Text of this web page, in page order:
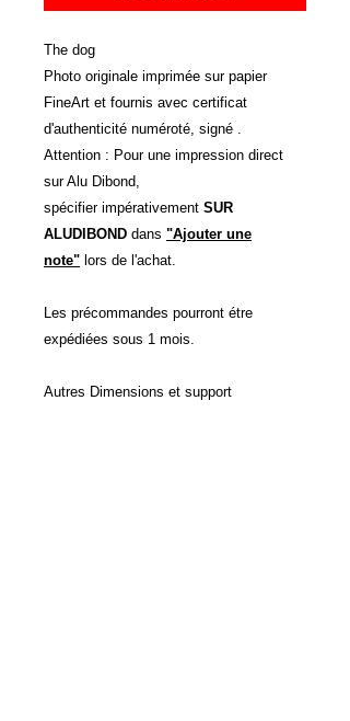
The dog
Photo originale imprimée sur papier
FineArt et fournis avec certificat
d'authenticité numéroté, signé .
Attention : Pour une impression direct
sur Alu Dibond,
spécifier impérativement SUR
ALUDIBOND dans "Ajouter une
note" lors de l'achat.
Les précommandes pourront étre
expédiées sous 1 mois.
Autres Dimensions et support